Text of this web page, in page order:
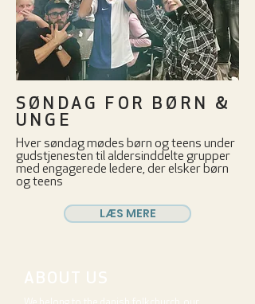
SØNDAG FOR BØRN &
UNGE
Hver søndag mødes børn og teens under
gudstjenesten til aldersinddelte grupper
med engagerede ledere, der elsker børn
og teens
LÆS MERE
ABOUT US